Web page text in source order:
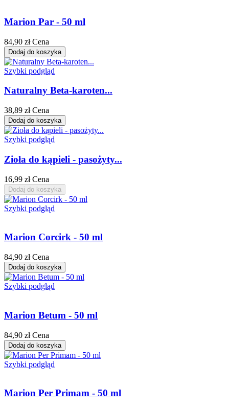
Marion Par - 50 ml
84,90 zł Cena
Dodaj do koszyka
Szybki podgląd
Naturalny Beta-karoten...
38,89 zł Cena
Dodaj do koszyka
Szybki podgląd
Zioła do kąpieli - pasożyty...
16,99 zł Cena
Dodaj do koszyka
Szybki podgląd
Marion Corcirk - 50 ml
84,90 zł Cena
Dodaj do koszyka
Szybki podgląd
Marion Betum - 50 ml
84,90 zł Cena
Dodaj do koszyka
Szybki podgląd
Marion Per Primam - 50 ml